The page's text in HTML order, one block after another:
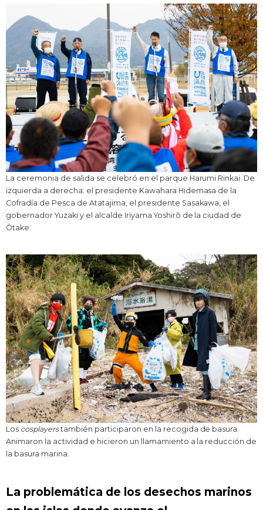
La ceremonia de salida se celebró en el parque Harumi Rinkai. De
izquierda a derecha: el presidente Kawahara Hidemasa de la
Cofradía de Pesca de Atatajima, el presidente Sasakawa, el
gobernador Yuzaki y el alcalde Iriyama Yoshirō de la ciudad de
Ōtake.
Los cosplayerstambién participaron en la recogida de basura.
Animaron la actividad e hicieron un llamamiento a la reducción de
la basura marina.
La problemática de los desechos marinos